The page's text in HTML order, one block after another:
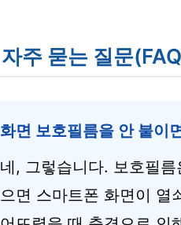
자주 묻는 질문
화면 보호필름을 안 붙이
네, 그렇습니다. 보호필
으면 스마트폰 화면이 열